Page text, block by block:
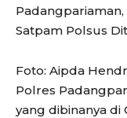
Satpam Polsus
Foto: Aipda
Polres
yang dibinanya di